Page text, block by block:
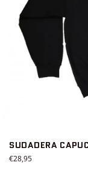
SUDADERA
Precio
€28,95